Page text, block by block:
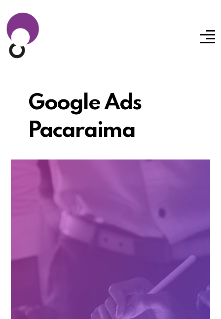
Google Ads
Pacaraima